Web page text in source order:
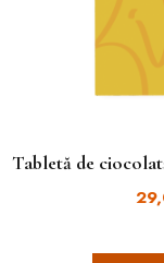
Tabletă de